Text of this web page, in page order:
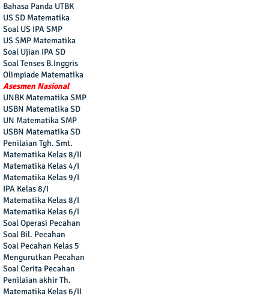
Bahasa Panda UTBK
US SD Matematika
Soal US IPA SMP
US SMP Matematika
Soal Ujian IPA SD
Soal Tenses B.Inggris
Olimpiade Matematika
Asesmen Nasional
UNBK Matematika SMP
USBN Matematika SD
UN Matematika SMP
USBN Matematika SD
Penilaian Tgh. Smt.
Matematika Kelas 8/II
Matematika Kelas 4/I
Matematika Kelas 9/I
IPA Kelas 8/I
Matematika Kelas 8/I
Matematika Kelas 6/I
Soal Operasi Pecahan
Soal Bil. Pecahan
Soal Pecahan Kelas 5
Mengurutkan Pecahan
Soal Cerita Pecahan
Penilaian akhir Th.
Matematika Kelas 6/II